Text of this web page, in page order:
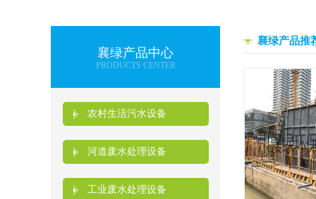
襄绿产品中心
PRODUCTS CENTER
农村生活污水设备
河道废水处理设备
工业废水处理设备
襄绿产品推